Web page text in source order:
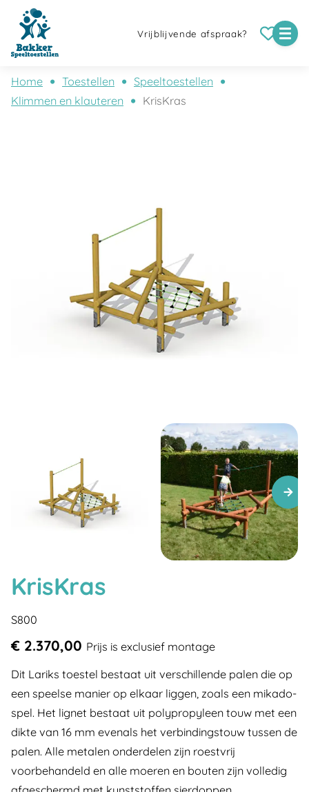
Vrijblijvende afspraak?
Home Toestellen
Speeltoestellen
Klimmen en klauteren
KrisKras
KrisKras
S800
€ 2.370,00 Prijs is exclusief montage
Dit Lariks toestel bestaat uit verschillende palen die op
een speelse manier op elkaar liggen, zoals een mikado-
spel. Het lignet bestaat uit polypropyleen touw met een
dikte van 16 mm evenals het verbindingstouw tussen de
palen. Alle metalen onderdelen zijn roestvrij
voorbehandeld en alle moeren en bouten zijn volledig